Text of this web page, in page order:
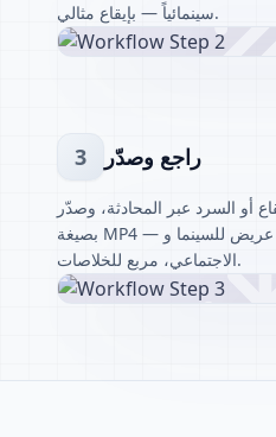
سينمائياً — بإيقاع مثالي.
3 راجع وصدّر
أو السرد عبر المحادثة، وصدّر
بصيغة MP4 — عريض للسينما و YouTube، عمودي للتواصل
الاجتماعي، مربع للخلاصات.